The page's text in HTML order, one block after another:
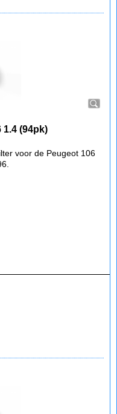
(94pk)
voor de Peugeot 106